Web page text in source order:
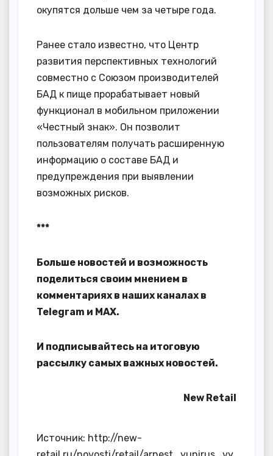
окупятся дольше чем за четыре года.
Ранее стало известно, что Центр
развития перспективных технологий
совместно с Союзом производителей
БАД к пище прорабатывает новый
функционал в мобильном приложении
«Честный знак». Он позволит
пользователям получать расширенную
информацию о составе БАД и
предупреждения при выявлении
возможных рисков.
***
Больше новостей и возможность
поделиться своим мнением в
комментариях в наших каналах в
Telegram и MAX.
И подписывайтесь на итоговую
рассылку самых важных новостей.
New Retail
Источник: http://new-